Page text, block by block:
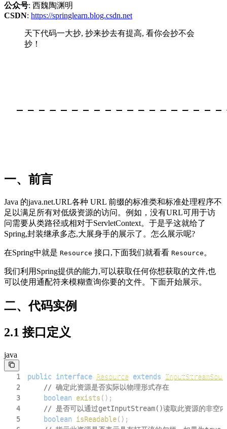
公众号: 西魏陶渊明
CSDN: https://springlearn.blog.csdn.net
天下代码一大抄, 抄来抄去有提高, 看你会抄不会
抄！
一、前言
Java 的java.net.URL各种 URL 前缀的标准类和标准处理程序不
足以满足所有对低级资源的访问。例如，没有URL可用于访
问需要从类路径或相对于ServletContext。于是乎这就给了
Spring,封装继承多态,大展身手的展示了。怎么展示呢?
在Spring中就是 Resource 接口,下面我们就看看 Resource。
我们利用Spring提供的能力,可以获取任何你想获取的文件,也
可以使用通配符来模糊查询你要的文件。下面开始展示。
二、代码实例
2.1 接口定义
java
1 public interface Resource extends
2
// 确定此资源是否实际以物理形式存在
3
boolean exists ( ) ;
4
// 是否可以通过getInputStream()读取此资源的非空内
5
boolean isReadable( ) ;